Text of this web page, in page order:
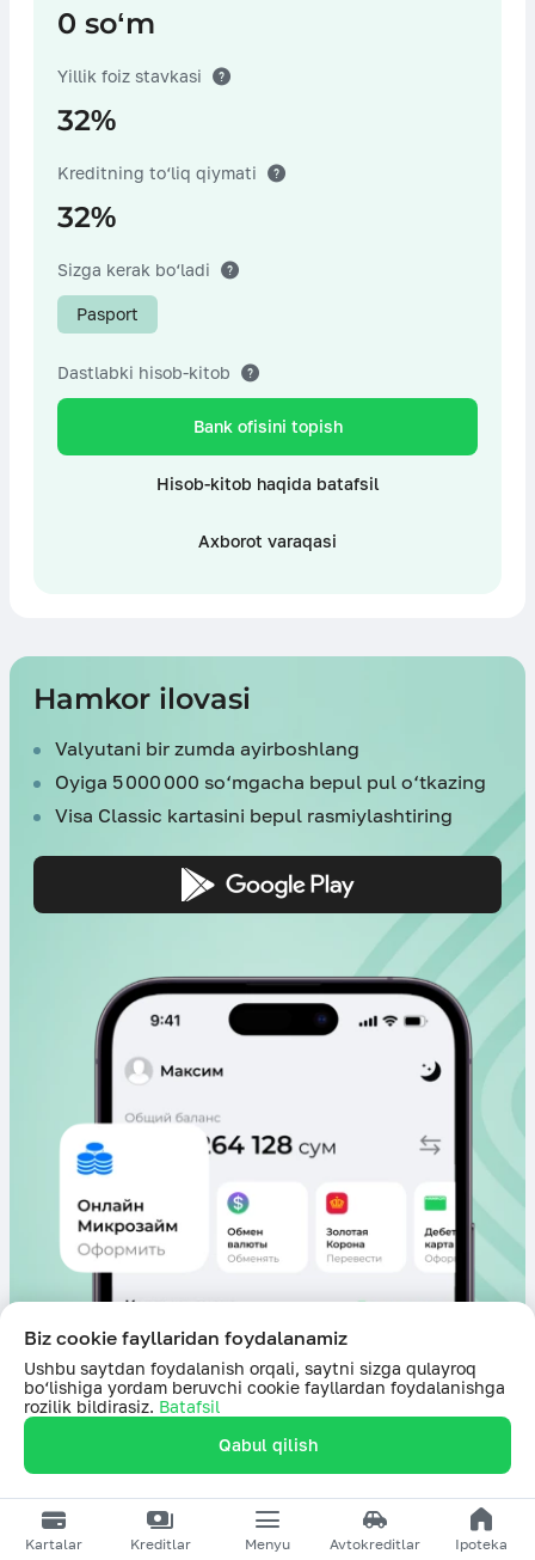
Kartalar Kreditlar Menyu Avtokreditlar Ipoteka
Notarius хarajatlari
Boshqa хarajatlar
0 soʻm
Yillik foiz stavkasi
32%
Kreditning to‘liq qiymati
32%
Sizga kerak bo‘ladi
Pasport
Dastlabki hisob-kitob
Bank ofisini topish
Hisob-kitob haqida batafsil
Axborot varaqasi
Hamkor ilovasi
Valyutani bir zumda ayirboshlang
Oyiga 5 000 000 so‘mgacha bepul pul o‘tkazing
Visa Classic kartasini bepul rasmiylashtiring
Oxirgi yangilanish sanasi: 23.02.2026
0 (800) 1 200 200 1256
Aloqa markazi
Biz cookie fayllaridan foydalanamiz
Ushbu saytdan foydalanish orqali, saytni sizga qulayroq
bo‘lishiga yordam beruvchi cookie fayllardan foydalanishga
rozilik bildirasiz. Batafsil
Qabul qilish